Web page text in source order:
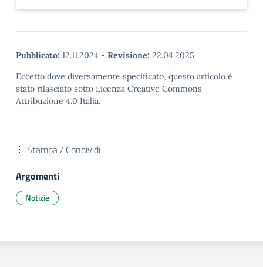
Pubblicato: 12.11.2024 - Revisione: 22.04.2025
Eccetto dove diversamente specificato, questo articolo è
stato rilasciato sotto Licenza Creative Commons
Attribuzione 4.0 Italia.
Stampa / Condividi
Argomenti
Notizie